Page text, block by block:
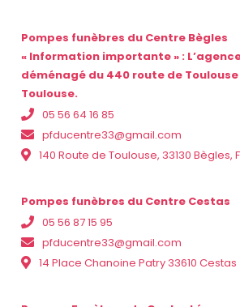
Pompes funèbres du Centre Bègles
« Information importante » : L’agence
déménagé du 440 route de
Toulouse.
05 56 64 16 85
pfducentre33@gmail.com
140 Route de Toulouse, 33130 Bègles,
Pompes funèbres du Centre Cestas
05 56 87 15 95
pfducentre33@gmail.com
14 Place Chanoine Patry 33610 Cestas